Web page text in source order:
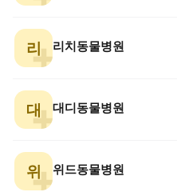
리 리치동물병원
대 대디동물병원
위 위드동물병원